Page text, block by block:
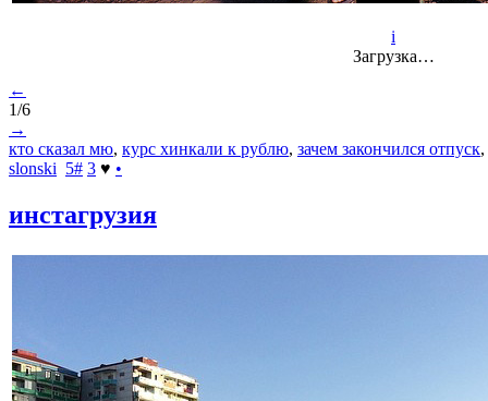
i
Загрузка…
←
1/6
→
кто сказал мю, курс хинкали к рублю, зачем закончился отпуск,
slonski 5# 3 ♥ •
инстагрузия